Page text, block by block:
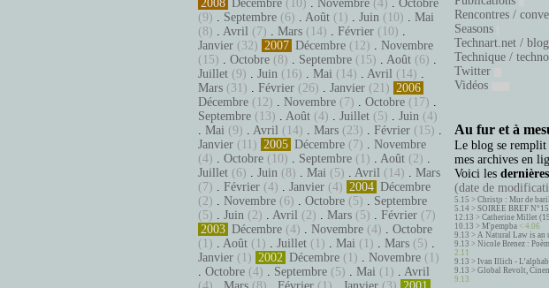
2008 Décembre (10) . Novembre (4) . Octobre
(9) . Septembre (6) . Août (1) . Juin (10) . Mai
(8) . Avril (7) . Mars (14) . Février (10) .
Janvier (32) 2007 Décembre (12) . Novembre
(15) . Octobre (8) . Septembre (15) . Août (6) .
Juillet (9) . Juin (16) . Mai (14) . Avril (14) .
Mars (31) . Février (26) . Janvier (21) 2006
Décembre (12) . Novembre (7) . Octobre (17) .
Septembre (13) . Août (4) . Juillet (5) . Juin (4)
. Mai (9) . Avril (14) . Mars (23) . Février (15) .
Janvier (11) 2005 Décembre (7) . Novembre
(4) . Octobre (10) . Septembre (1) . Août (2) .
Juillet (6) . Juin (8) . Mai (5) . Avril (14) . Mars
(7) . Février (4) . Janvier (4) 2004 Décembre
(2) . Novembre (6) . Octobre (5) . Septembre
(5) . Juin (2) . Avril (2) . Mars (5) . Février (7)
2003 Décembre (4) . Novembre (4) . Octobre
(1) . Août (1) . Juillet (1) . Mai (1) . Mars (5) .
Janvier (1) 2002 Décembre (1) . Novembre (1)
. Octobre (4) . Septembre (5) . Mai (1) . Avril
Rencontres /
Seasons
Technart.net /
Technique /
Twitter
Vidéos
Au fur et à
Le blog se remplit
mes archives en
Voici les
(date de
5.15 > Christo : Mur de
5.14 > SOIRÉE BREF
12.13 > Catherine Millet
10.13 > M'pempba < 4.06
9.13 > A Natural Law is an
9.13 > Nicole Brenez :
2.11
9.13 > Ivan Illich -
9.13 > Global Revolt,
9.13